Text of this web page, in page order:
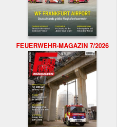
FEUERWEHR-MAGAZIN 7/2026